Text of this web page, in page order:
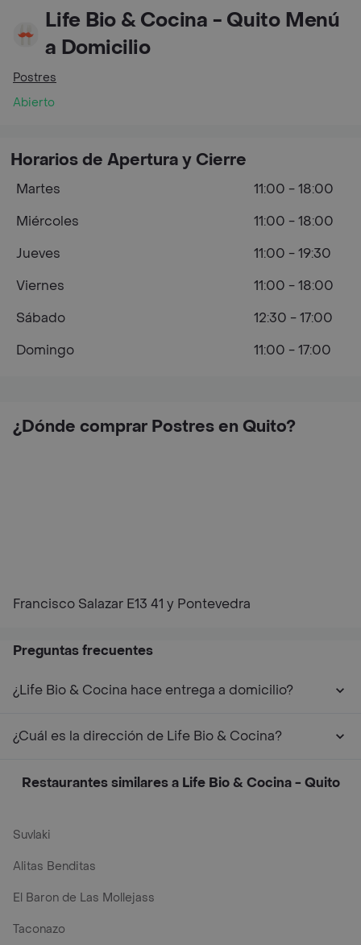
Life Bio & Cocina - Quito Menú
a Domicilio
Postres
Abierto
¿Dónde comprar Postres en Quito?
Francisco Salazar E13 41 y Pontevedra
Horarios de Apertura y Cierre
Martes
11:00 - 18:00
Miércoles
11:00 - 18:00
Jueves
11:00 - 19:30
Viernes
11:00 - 18:00
Sábado
12:30 - 17:00
Domingo
11:00 - 17:00
Preguntas frecuentes
¿Life Bio & Cocina hace entrega a domicilio?
¿Cuál es la dirección de Life Bio & Cocina?
Restaurantes similares a Life Bio & Cocina - Quito
Suvlaki
Alitas Benditas
El Baron de Las Mollejass
Taconazo